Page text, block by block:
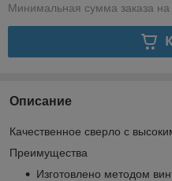
Минимальная сумма заказа
Описание
Качественное сверло с
Преимущества
Изготовлено методом